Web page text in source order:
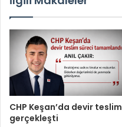
CHP Keşan’da devir teslim
gerçekleşti